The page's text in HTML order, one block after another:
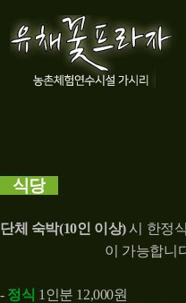
식당
단체 숙박(10인 이상)시 한정식
이 가능합니
- 정식 1 인분 12,000원